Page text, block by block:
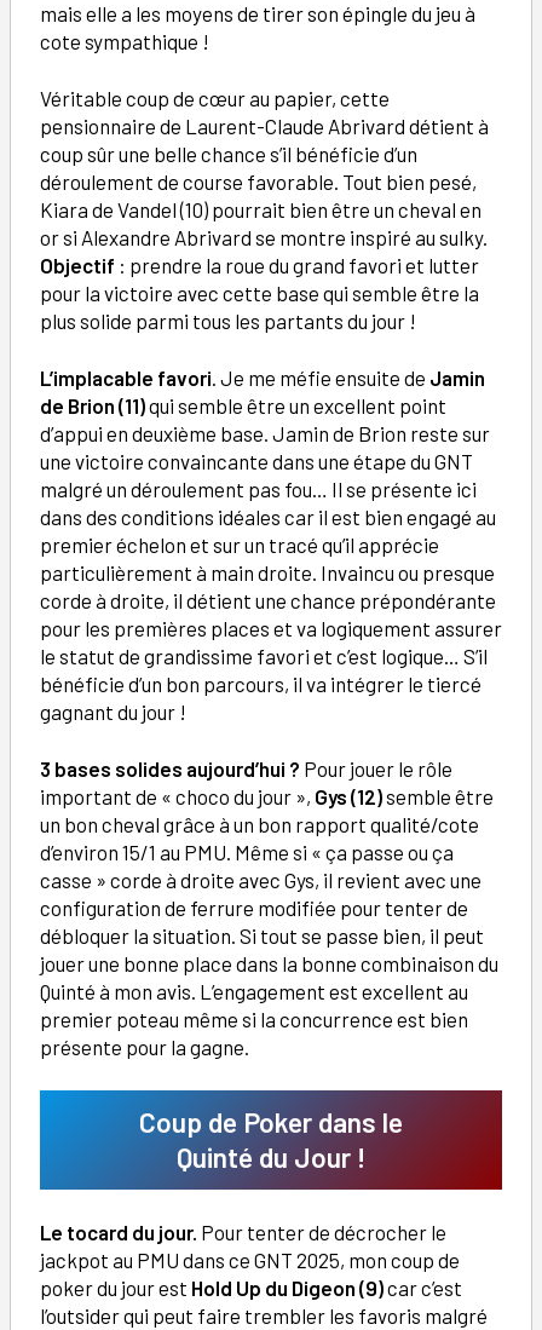
mais elle a les moyens de tirer son épingle du jeu à
cote sympathique !
Véritable coup de cœur au papier, cette
pensionnaire de Laurent-Claude Abrivard détient à
coup sûr une belle chance s’il bénéficie d’un
déroulement de course favorable. Tout bien pesé,
Kiara de Vandel (10) pourrait bien être un cheval en
or si Alexandre Abrivard se montre inspiré au sulky.
Objectif : prendre la roue du grand favori et lutter
pour la victoire avec cette base qui semble être la
plus solide parmi tous les partants du jour !
L’implacable favori. Je me méfie ensuite de Jamin
de Brion (11)qui semble être un excellent point
d’appui en deuxième base. Jamin de Brion reste sur
une victoire convaincante dans une étape du GNT
malgré un déroulement pas fou… Il se présente ici
dans des conditions idéales car il est bien engagé au
premier échelon et sur un tracé qu’il apprécie
particulièrement à main droite. Invaincu ou presque
corde à droite, il détient une chance prépondérante
pour les premières places et va logiquement assurer
le statut de grandissime favori et c’est logique… S’il
bénéficie d’un bon parcours, il va intégrer le tiercé
gagnant du jour !
3 bases solides aujourd’hui ? Pour jouer le rôle
important de « choco du jour », Gys (12)semble être
un bon cheval grâce à un bon rapport qualité/cote
d’environ 15/1 au PMU. Même si « ça passe ou ça
casse » corde à droite avec Gys, il revient avec une
configuration de ferrure modifiée pour tenter de
débloquer la situation. Si tout se passe bien, il peut
jouer une bonne place dans la bonne combinaison du
Quinté à mon avis. L’engagement est excellent au
premier poteau même si la concurrence est bien
présente pour la gagne.
Coup de Poker dans le
Quinté du Jour !
Le tocard du jour. Pour tenter de décrocher le
jackpot au PMU dans ce GNT 2025, mon coup de
poker du jour est Hold Up du Digeon (9)car c’est
l’outsider qui peut faire trembler les favoris malgré